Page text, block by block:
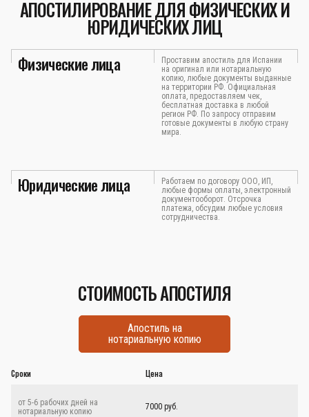
АПОСТИЛИРОВАНИЕ ДЛЯ ФИЗИЧЕСКИХ И
ЮРИДИЧЕСКИХ ЛИЦ
Физические лица
Проставим апостиль для Испании
на оригинал или нотариальную
копию, любые документы выданные
на территории РФ. Официальная
оплата, предоставляем чек,
бесплатная доставка в любой
регион РФ. По запросу отправим
готовые документы в любую страну
мира.
Юридические лица
Работаем по договору ООО, ИП,
любые формы оплаты, электронный
документооборот. Отсрочка
платежа, обсудим любые условия
сотрудничества.
СТОИМОСТЬ АПОСТИЛЯ
Апостиль на
нотариальную копию
Сроки Цена
от 5-6 рабочих дней на
нотариальную копию
7000 руб.